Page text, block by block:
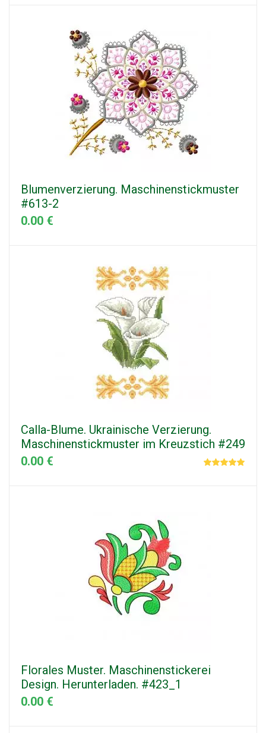
Blumenverzierung. Maschinenstickmuster
#613-2
0.00 €
Calla-Blume. Ukrainische Verzierung.
Maschinenstickmuster im Kreuzstich #249
0.00 €
Florales Muster. Maschinenstickerei
Design. Herunterladen. #423_1
0.00 €